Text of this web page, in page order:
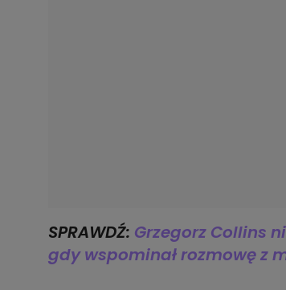
SPRAWDŹ: Grzegorz Collins
gdy wspominał rozmowę z